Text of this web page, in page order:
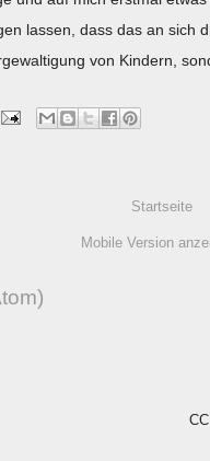
lassen, dass das an sich
von Kindern,
Startseite
Mobile Version